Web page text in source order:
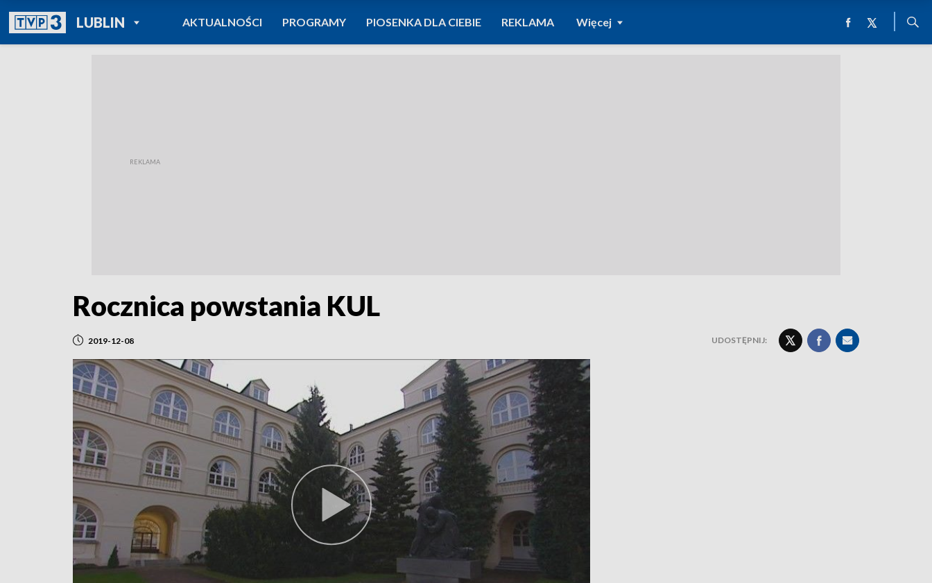
LUBLINPOWRÓT DO
TVP REGIONY
AKTUALNOŚCI PROGRAMY PIOSENKA DLA CIEBIE REKLAMA Więcej
Rocznica powstania KUL
2019-12-08 UDOSTĘPNIJ: